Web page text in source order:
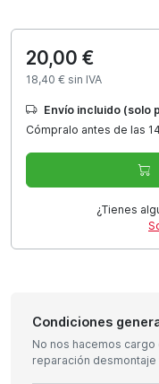
20,00 €
18,40 € sin IVA
Envío incluido (solo
Cómpralo antes de las
¿Tienes
Condiciones
No nos hacemos
reparación